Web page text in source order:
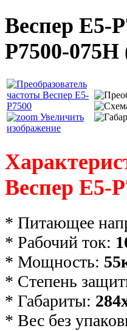
Веспер E5-
Р7500-075Н
Увеличить
изображение
Веспер E5-
* Питающее
* Рабочий ток:
* Мощность: 55
* Степень
* Габариты:
* Вес без